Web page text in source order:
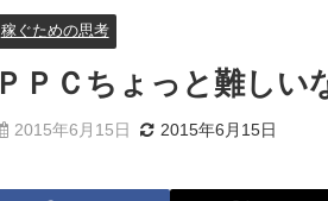
稼ぐための思考
ＰＰＣちょっと難しい
2015年6月15日 2015年6月15日